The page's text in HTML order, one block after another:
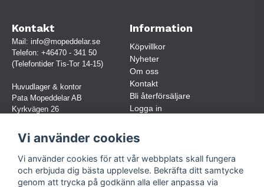
Kontakt
Mail: info@mopeddelar.se
Telefon: +46470 - 341 50
(Telefontider Tis-Tor 14-15)
Huvudlager & kontor
Pata Mopeddelar AB
Kyrkvägen 26
(OBS. Endast förbokade besök)
Org.nr:
559030-5248
Jur. namn: Pata Mopeddelar AB
Information
Köpvillkor
Nyheter
Om oss
Kontakt
Bli återförsäljare
Logga in
Vi använder cookies
Vi använder cookies för att vår webbplats skall fungera
och erbjuda dig bästa upplevelse. Bekräfta ditt samtycke
genom att trycka på godkänn alla eller anpassa via